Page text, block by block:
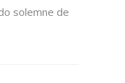
solemne de